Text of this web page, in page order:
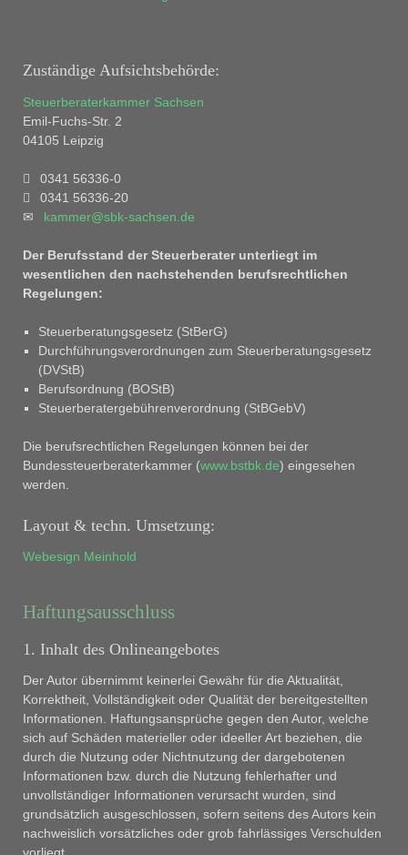
Zuständige Aufsichtsbehörde:
Steuerberaterkammer Sachsen
Emil-Fuchs-Str. 2
04105 Leipzig
0341 56336-0
0341 56336-20
kammer@sbk-sachsen.de
Der Berufsstand der Steuerberater unterliegt im
wesentlichen den nachstehenden berufsrechtlichen
Regelungen:
Steuerberatungsgesetz (StBerG)
Durchführungsverordnungen zum Steuerberatungsgesetz
(DVStB)
Berufsordnung (BOStB)
Steuerberatergebührenverordnung (StBGebV)
Die berufsrechtlichen Regelungen können bei der
Bundessteuerberaterkammer (www.bstbk.de) eingesehen
werden.
Layout & techn. Umsetzung:
Webesign Meinhold
Haftungsausschluss
1. Inhalt des Onlineangebotes
Der Autor übernimmt keinerlei Gewähr für die Aktualität,
Korrektheit, Vollständigkeit oder Qualität der bereitgestellten
Informationen. Haftungsansprüche gegen den Autor, welche
sich auf Schäden materieller oder ideeller Art beziehen, die
durch die Nutzung oder Nichtnutzung der dargebotenen
Informationen bzw. durch die Nutzung fehlerhafter und
unvollständiger Informationen verursacht wurden, sind
grundsätzlich ausgeschlossen, sofern seitens des Autors kein
nachweislich vorsätzliches oder grob fahrlässiges Verschulden